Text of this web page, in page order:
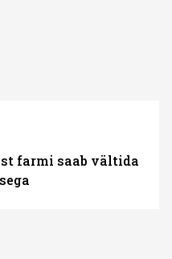
farmi saab vältida